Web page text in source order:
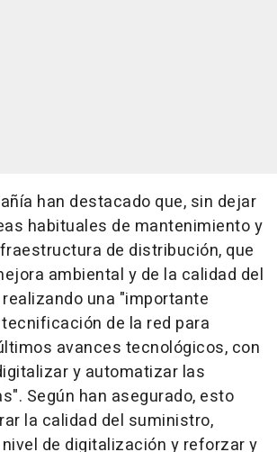
han destacado que, sin dejar
habituales de mantenimiento y
de distribución, que
ambiental y de la calidad del
una "importante
de la red para
avances tecnológicos, con
y automatizar las
Según han asegurado, esto
la calidad del suministro,
de digitalización y reforzar y